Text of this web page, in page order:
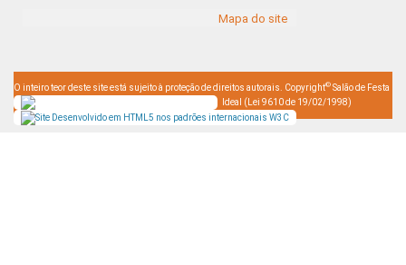
Mapa do site
O inteiro teor deste site está sujeito à proteção de direitos autorais. Copyright© Salão de Festa
Ideal (Lei 9610 de 19/02/1998)